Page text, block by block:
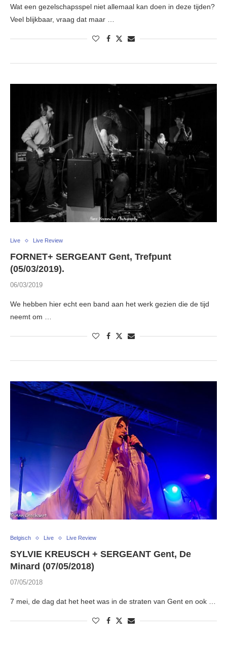
Wat een gezelschapsspel niet allemaal kan doen in deze tijden?
Veel blijkbaar, vraag dat maar …
Live Live Review
FORNET+ SERGEANT Gent, Trefpunt
(05/03/2019).
06/03/2019
We hebben hier echt een band aan het werk gezien die de tijd
neemt om …
Belgisch Live Live Review
SYLVIE KREUSCH + SERGEANT Gent, De
Minard (07/05/2018)
07/05/2018
7 mei, de dag dat het heet was in de straten van Gent en ook …